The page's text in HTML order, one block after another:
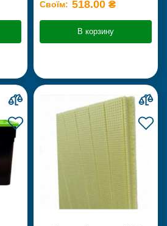
Своїм: 518.00 ₴
В корзину